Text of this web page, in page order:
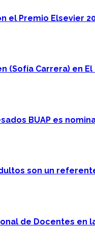
el Premio Elsevier
(Sofía Carrera) en
BUAP es
son un
de Docentes